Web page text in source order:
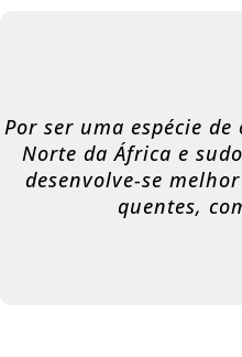
Por ser uma espécie
Norte da África e
desenvolve-se
quentes,